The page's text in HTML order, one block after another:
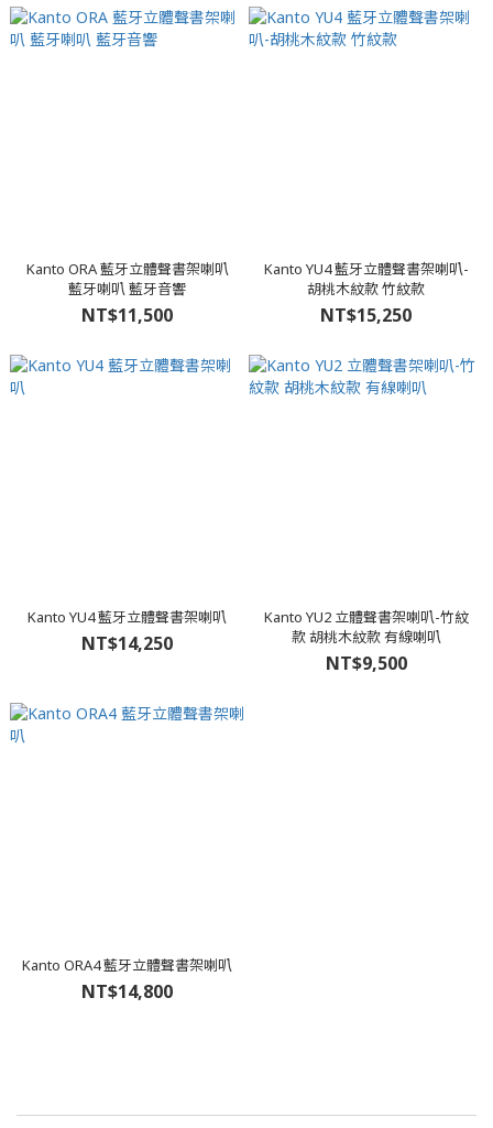
Kanto ORA 藍牙立體聲書架喇叭
藍牙喇叭 藍牙音響
NT$11,500
Kanto YU4 藍牙立體聲書架喇叭-
胡桃木紋款 竹紋款
NT$15,250
Kanto YU4 藍牙立體聲書架喇叭
NT$14,250
Kanto YU2 立體聲書架喇叭-竹紋
款 胡桃木紋款 有線喇叭
NT$9,500
Kanto ORA4 藍牙立體聲書架喇叭
NT$14,800